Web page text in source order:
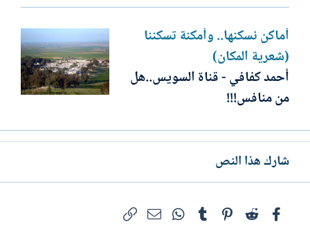
أماكن نسكنها.. وأمكنة تسكننا
(شعرية المكان)
أحمد كفافي - قناة السويس..هل
من منافس!!!
شارك هذا النص
فيسبوكReddit
Pinterest
Tumblr
WhatsAppالبريد الإلكتروني